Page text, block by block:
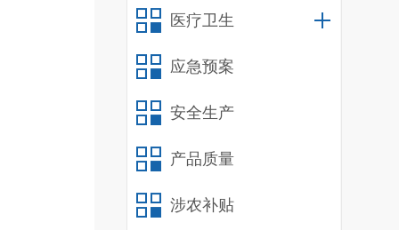
医疗卫生
应急预案
安全生产
产品质量
涉农补贴